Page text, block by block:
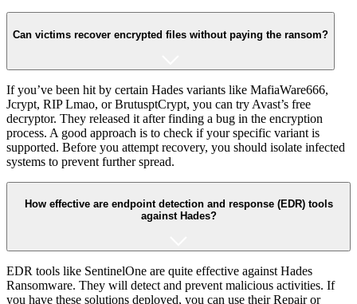
Can victims recover encrypted files without paying the ransom?
If you’ve been hit by certain Hades variants like MafiaWare666,
Jcrypt, RIP Lmao, or BrutusptCrypt, you can try Avast’s free
decryptor. They released it after finding a bug in the encryption
process. A good approach is to check if your specific variant is
supported. Before you attempt recovery, you should isolate infected
systems to prevent further spread.
How effective are endpoint detection and response (EDR) tools
against Hades?
EDR tools like SentinelOne are quite effective against Hades
Ransomware. They will detect and prevent malicious activities. If
you have these solutions deployed, you can use their Repair or